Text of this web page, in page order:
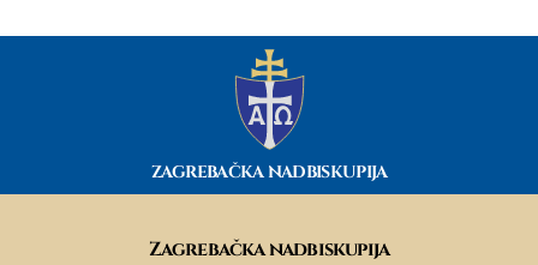
ZAGREBAČKA NADBISKUPIJA
Zagrebačka nadbiskupija